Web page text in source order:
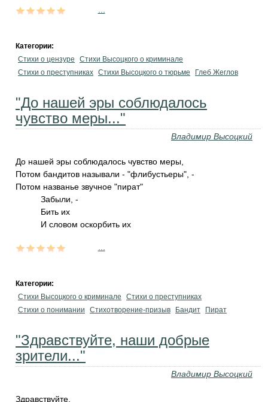
Категории:
Стихи о цензуре
Стихи Высоцкого о криминале
Стихи о преступниках Стихи Высоцкого о тюрьме Глеб Жеглов
"До нашей эры соблюдалось
чувство меры..."
Владимир Высоцкий
До нашей эры соблюдалось чувство меры,
Потом бандитов называли - "флибустьеры", -
Потом названье звучное "пират"
Забыли, -
Бить их
И словом оскорбить их
Категории:
Стихи Высоцкого о криминале
Стихи о преступниках
Стихи о понимании
Стихотворение-призыв Бандит Пират
"Здравствуйте, наши добрые
зрители..."
Владимир Высоцкий
Здравствуйте,